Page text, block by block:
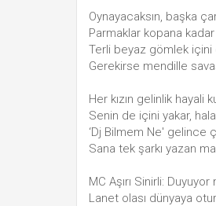
Oynayacaksın, başka
Parmaklar kopana kadar
Terli beyaz gömlek
Gerekirse mendille
Her kızın gelinlik hayali
Senin de içini yakar,
‘Dj Bilmem Ne' gelince
Sana tek şarkı yazan
MC Aşırı Sinirli: Duyuyor
Lanet olası dünyaya